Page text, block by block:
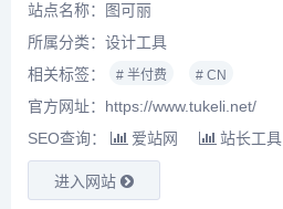
站点名称：图可丽
所属分类： 设计工具
相关标签：
# 半付费 # CN
官方网址：https://www.tukeli.net/
SEO查询：
爱站网 站长工具
进入网站